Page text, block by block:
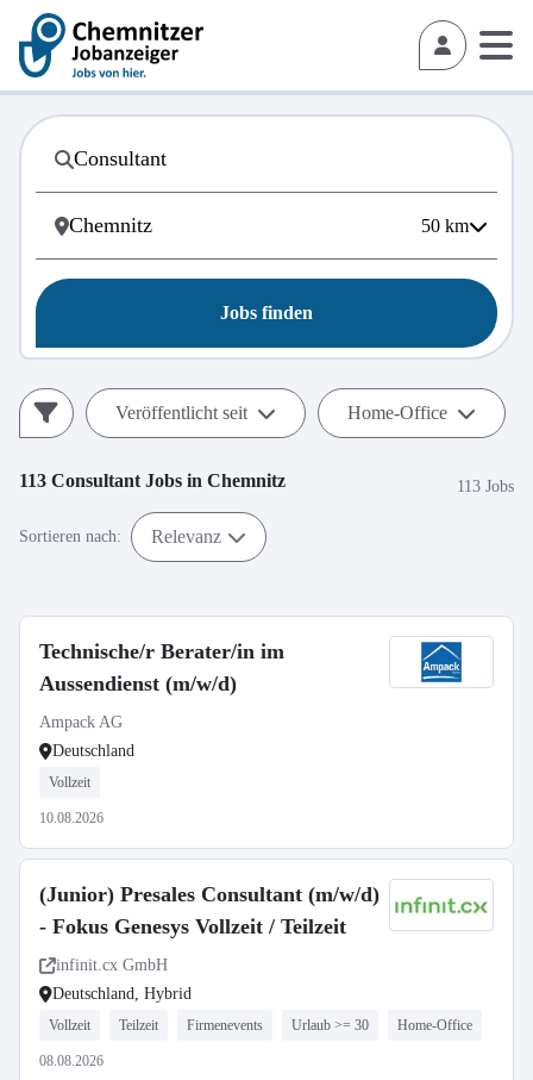
50 km
Jobs finden
Veröffentlicht seit Home-Office
113 Consultant Jobs in Chemnitz 113 Jobs
Sortieren nach: Relevanz
Technische/r Berater/in im
Aussendienst (m/w/d)
Ampack AG
Deutschland
Vollzeit
10.08.2026
(Junior) Presales Consultant (m/w/d)
- Fokus Genesys Vollzeit / Teilzeit
infinit.cx GmbH
Deutschland, Hybrid
Vollzeit Teilzeit Firmenevents Urlaub >= 30 Home-Office
08.08.2026